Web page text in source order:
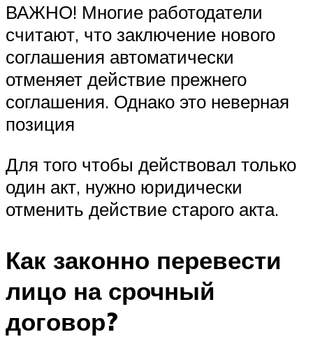
ВАЖНО! Многие работодатели
считают, что заключение нового
соглашения автоматически
отменяет действие прежнего
соглашения. Однако это неверная
позиция
Для того чтобы действовал только
один акт, нужно юридически
отменить действие старого акта.
Как законно перевести
лицо на срочный
договор?